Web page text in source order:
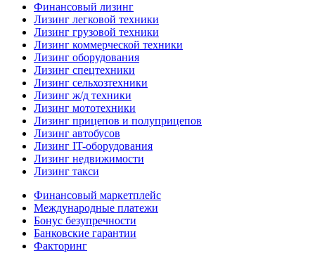
Финансовый лизинг
Лизинг легковой техники
Лизинг грузовой техники
Лизинг коммерческой техники
Лизинг оборудования
Лизинг спецтехники
Лизинг сельхозтехники
Лизинг ж/д техники
Лизинг мототехники
Лизинг прицепов и полуприцепов
Лизинг автобусов
Лизинг IT-оборудования
Лизинг недвижимости
Лизинг такси
Финансовый маркетплейс
Международные платежи
Бонус безупречности
Банковские гарантии
Факторинг